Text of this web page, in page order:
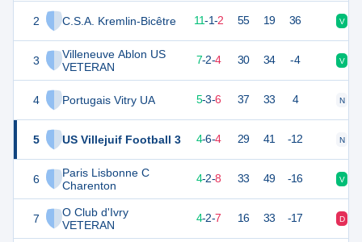
2 C.S.A. Kremlin-Bicêtre
3
Villeneuve Ablon US
VETERAN
4 Portugais Vitry UA
5 US Villejuif Football 3
6
Paris Lisbonne C
Charenton
7
O Club d'Ivry
VETERAN
34 14 11-1-2 55 19 36 V
22 7-2-4 30 34 -4 V
18 5-3-6 37 33 4 N
18 14 4-6-4 29 41 -12 N
14 4-2-8 33 49 -16 V
4-2-7 16 33 -17 D